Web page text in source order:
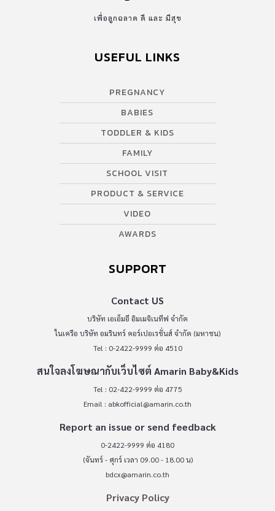
เพื่อลูกฉลาด ดี และ มีสุข
USEFUL LINKS
PREGNANCY
BABIES
TODDLER & KIDS
FAMILY
SCHOOL VISIT
PRODUCT & SERVICE
VIDEO
AWARDS
SUPPORT
Contact US
บริษัท เอเอ็มอี อิมเมจิเนทีฟ จำกัด
ในเครือ บริษัท อมรินทร์ คอร์เปอเรชั่นส์ จำกัด (มหาชน)
Tel : 0-2422-9999 ต่อ 4510
สนใจลงโฆษณากับเว็บไซต์ Amarin Baby&Kids
Tel : 02-422-9999 ต่อ 4775
Email : abkofficial@amarin.co.th
Report an issue or send feedback
0-2422-9999 ต่อ 4180
(จันทร์ - ศุกร์ เวลา 09.00 - 18.00 น)
bdcx@amarin.co.th
Privacy Policy